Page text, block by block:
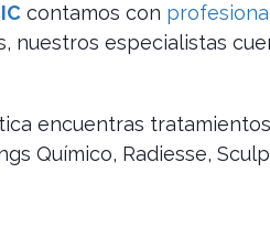
contamos con
nuestros especialistas
encuentras
Químico, Radiesse,